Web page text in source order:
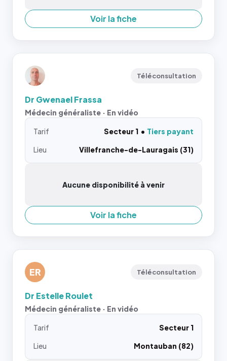
Voir la fiche
Téléconsultation
Dr Gwenael Frassa
Médecin généraliste · En vidéo
Tarif Secteur 1
Tiers payant
Lieu
Villefranche-de-Lauragais (31)
Aucune disponibilité à venir
Voir la fiche
ER Téléconsultation
Dr Estelle Roulet
Médecin généraliste · En vidéo
Tarif
Secteur 1
Lieu
Montauban (82)